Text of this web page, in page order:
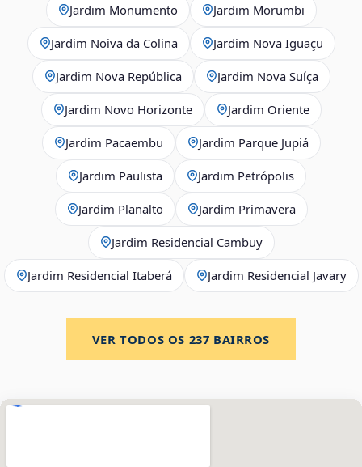
Jardim Monumento Jardim Morumbi
Jardim Noiva da Colina Jardim Nova Iguaçu
Jardim Nova República Jardim Nova Suíça
Jardim Novo Horizonte Jardim Oriente
Jardim Pacaembu Jardim Parque Jupiá
Jardim Paulista Jardim Petrópolis
Jardim Planalto Jardim Primavera
Jardim Residencial Cambuy
Jardim Residencial Itaberá Jardim Residencial Javary
VER TODOS OS 237 BAIRROS